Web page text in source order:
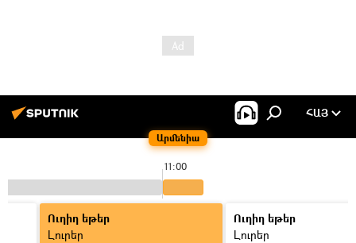
Արմենիա
ՀԱՅ
11:00
Ուղիղ եթեր
Լուրեր
Ուղիղ եթեր
Լուրեր